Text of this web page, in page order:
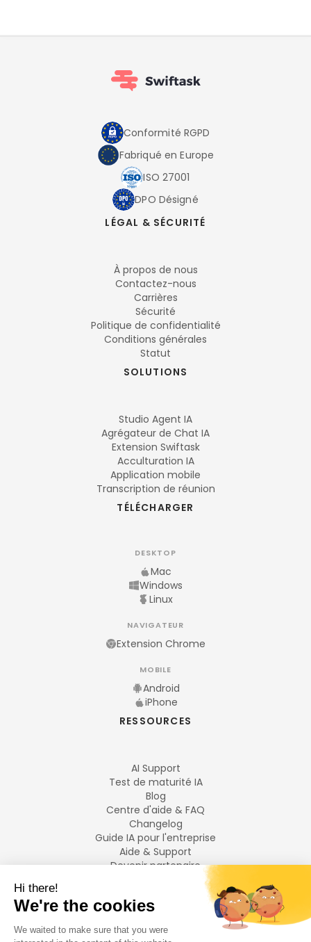
Conformité RGPD
Fabriqué en Europe
ISO 27001
DPO Désigné
LÉGAL & SÉCURITÉ
À propos de nous
Contactez-nous
Carrières
Sécurité
Politique de confidentialité
Conditions générales
Statut
SOLUTIONS
Studio Agent IA
Agrégateur de Chat IA
Extension Swiftask
Acculturation IA
Application mobile
Transcription de réunion
TÉLÉCHARGER
DESKTOP
Mac
Windows
Linux
NAVIGATEUR
Extension Chrome
MOBILE
Android
iPhone
RESSOURCES
AI Support
Test de maturité IA
Blog
Centre d'aide & FAQ
Changelog
Guide IA pour l'entreprise
Aide & Support
Devenir partenaire
LANGUES